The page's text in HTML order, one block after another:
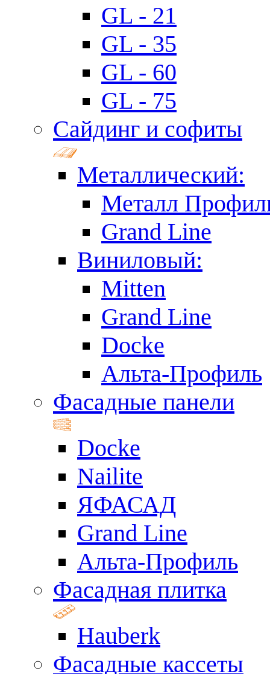
GL - 21
GL - 35
GL - 60
GL - 75
Сайдинг и софиты
Металлический:
Металл
Grand Line
Виниловый:
Mitten
Grand Line
Docke
Альта-Профиль
Фасадные панели
Docke
Nailite
ЯФАСАД
Grand Line
Альта-Профиль
Фасадная плитка
Hauberk
Фасадные кассеты